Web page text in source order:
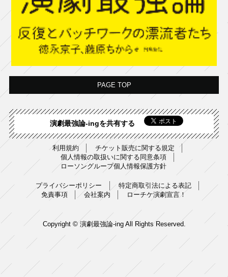
PAGE TOP
演劇最強論-ingを共有する
利用規約
チケット販売に関する規定
個人情報の取扱いに関する同意条項
ローソングループ個人情報保護方針
プライバシーポリシー
特定商取引法による表記
免責事項
会社案内 ローチケ演劇宣言！
Copyright © 演劇最強論-ing All Rights Reserved.